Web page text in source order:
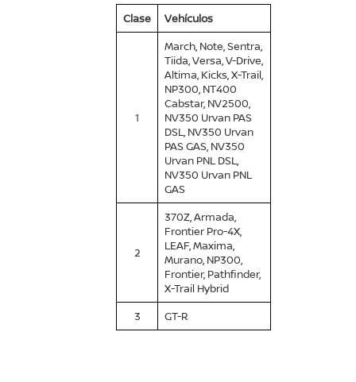
Clase Vehículos
1
March, Note, Sentra,
Tiida, Versa, V-Drive,
Altima, Kicks, X-Trail,
NP300, NT400
Cabstar, NV2500,
NV350 Urvan PAS
DSL, NV350 Urvan
PAS GAS, NV350
Urvan PNL DSL,
NV350 Urvan PNL
GAS
2
370Z, Armada,
Frontier Pro-4X,
LEAF, Maxima,
Murano, NP300,
Frontier, Pathfinder,
X-Trail Hybrid
3
GT-R